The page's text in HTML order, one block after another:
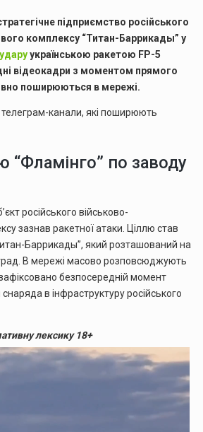
підприємство російського
комплексу “Титан-Баррикады” у
українською ракетою FP-5
відеокадри з моментом прямого
поширюються в мережі.
канали, які поширюють
“Фламінго” по заводу
російського військово-
зазнав ракетної атаки. Ціллю став
Баррикады”, який розташований на
В мережі масово розповсюджують
безпосередній момент
в інфраструктуру російського
лексику 18+